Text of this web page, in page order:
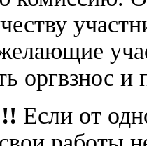
оргвзнос
Если от